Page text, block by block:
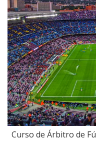
Curso de Árbitro de